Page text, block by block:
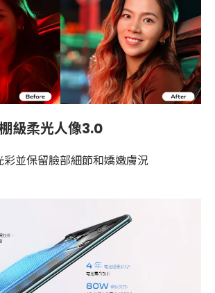
級柔光人像3.0
彩並保留臉部細節和嬌嫩膚況